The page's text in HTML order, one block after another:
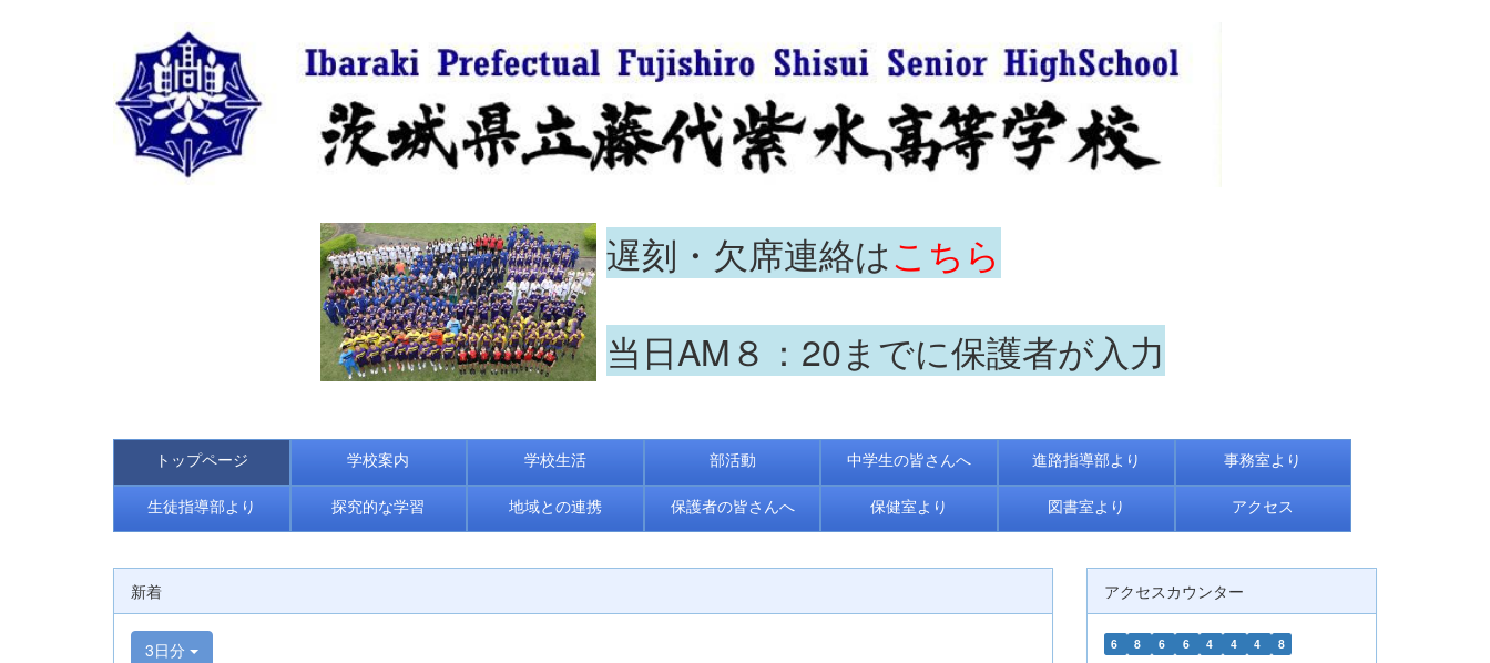
遅刻・欠席連絡はこちら
当日AM８：20までに保護者が入力
トップページ 学校案内 学校生活 部活動 中学生の皆さんへ 進路指導部より 事務室より
生徒指導部より 探究的な学習 地域との連携 保護者の皆さんへ 保健室より 図書室より アクセス
新着
3日分
アクセスカウンター
6 8 6 6 4 4 4 8